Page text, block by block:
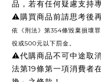
品，若有任何疑慮支持
⚠️購買商品前請思考後
依《刑法》第354條毀棄損壞
役或500元以下罰金。
⚠️代購商品不可中途取
法第19條第一項消費者